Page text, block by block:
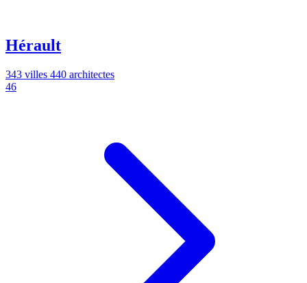
Hérault
343 villes 440 architectes
46